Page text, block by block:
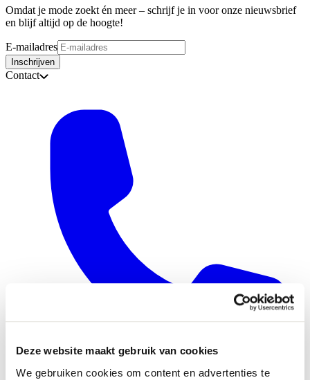
Deze website maakt gebruik van cookies
We gebruiken cookies om content en advertenties te
Omdat je mode zoekt én meer – schrijf je in voor onze nieuwsbrief
en blijf altijd op de hoogte!
E-mailadres
Inschrijven
Contact
0416 - 39 12 30